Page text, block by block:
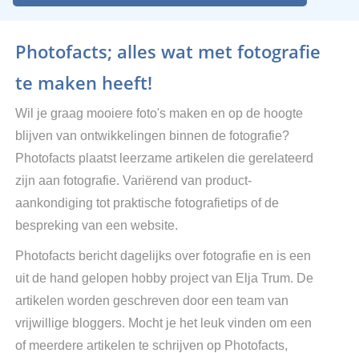
Photofacts; alles wat met fotografie
te maken heeft!
Wil je graag mooiere foto's maken en op de hoogte
blijven van ontwikkelingen binnen de fotografie?
Photofacts plaatst leerzame artikelen die gerelateerd
zijn aan fotografie. Variërend van product-
aankondiging tot praktische fotografietips of de
bespreking van een website.
Photofacts bericht dagelijks over fotografie en is een
uit de hand gelopen hobby project van Elja Trum. De
artikelen worden geschreven door een team van
vrijwillige bloggers. Mocht je het leuk vinden om een
of meerdere artikelen te schrijven op Photofacts,